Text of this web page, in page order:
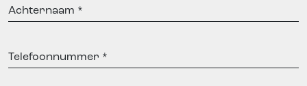
Achternaam
Telefoonnummer